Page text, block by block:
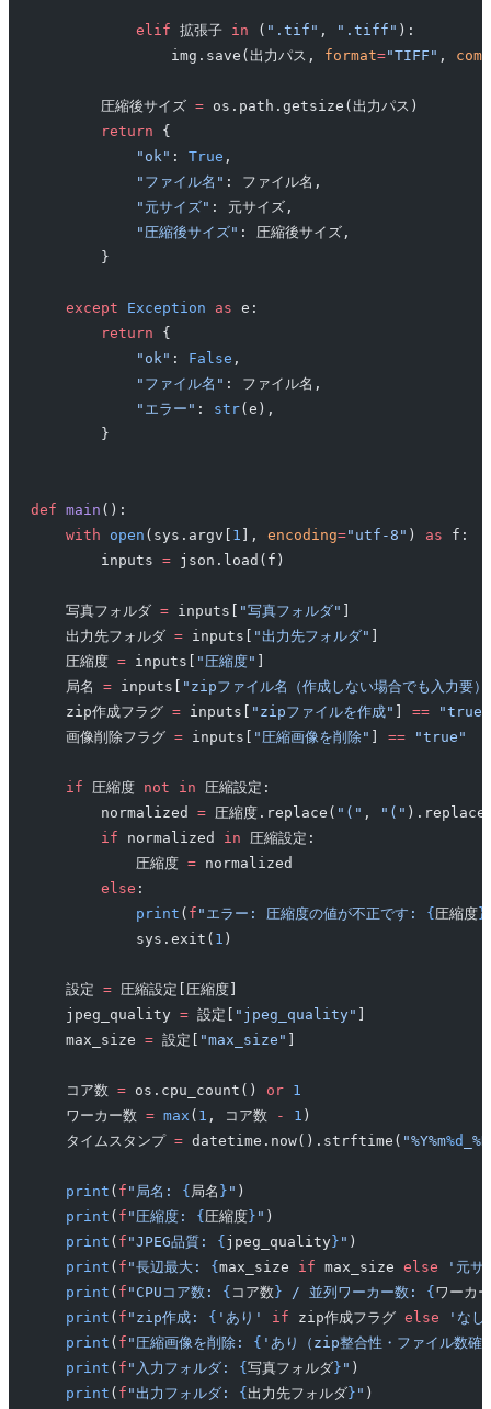
            elif
拡張子 in ( ".tif" , ".tiff" ):
                img.save(出力パス,
format="TIFF" ,
        圧縮後サイズ
= os.path.getsize(出力パス)
        return
{
            "ok"
: True ,
            "ファイル名"
: ファイル名,
            "元サイズ"
: 元サイズ,
            "圧縮後サイズ"
: 圧縮後サイズ,
        }
    except
Exception as e:
        return
{
            "ok"
: False ,
            "ファイル名"
: ファイル名,
            "エラー"
: str(e),
        }
def main ():
    with
open (sys.argv[ 1 ], encoding="utf-8" ) as f:
        inputs
= json.load(f)
    写真フォルダ
= inputs[ "写真フォルダ"
    出力先フォルダ
= inputs[ "出力先フォルダ"
    圧縮度
= inputs[ "圧縮度"
    局名
= inputs[
"zipファイル名（作成しない場合でも入力要
    zip作成フラグ
= inputs[ "zipファイルを作成" == "true"
    画像削除フラグ
= inputs[ "圧縮画像を削除" == "true"
    if
圧縮度 not in 圧縮設定:
        normalized
= 圧縮度.replace( "(" , "("
        if
normalized in 圧縮設定:
            圧縮度
= normalized
        else
:
            print
( f "エラー: 圧縮度の値が不正です: { 圧縮度 }
            sys.exit(
1 )
    設定
= 圧縮設定[圧縮度]
    jpeg_quality
= 設定[ "jpeg_quality"
    max_size
= 設定[ "max_size"
    コア数
= os.cpu_count() or 1
    ワーカー数
= max ( 1 , コア数 - 1 )
    タイムスタンプ
= datetime.now().strftime( "%Y%m%d
    print
( f "局名: { 局名 } " )
    print
( f "圧縮度: { 圧縮度 } " )
    print
( f "JPEG品質: { jpeg_quality } " )
    print
( f "長辺最大: { max_size if max_size else '元サ
    print
( f "CPUコア数: { コア数 } / 並列ワーカー数: { ワーカ
    print
( f "zip作成: { 'あり' if zip作成フラグ else 'な
    print
( f "圧縮画像を削除: { 'あり（zip整合性・ファイル数確
    print
( f "入力フォルダ: { 写真フォルダ } " )
    print
( f "出力フォルダ: { 出力先フォルダ } " )